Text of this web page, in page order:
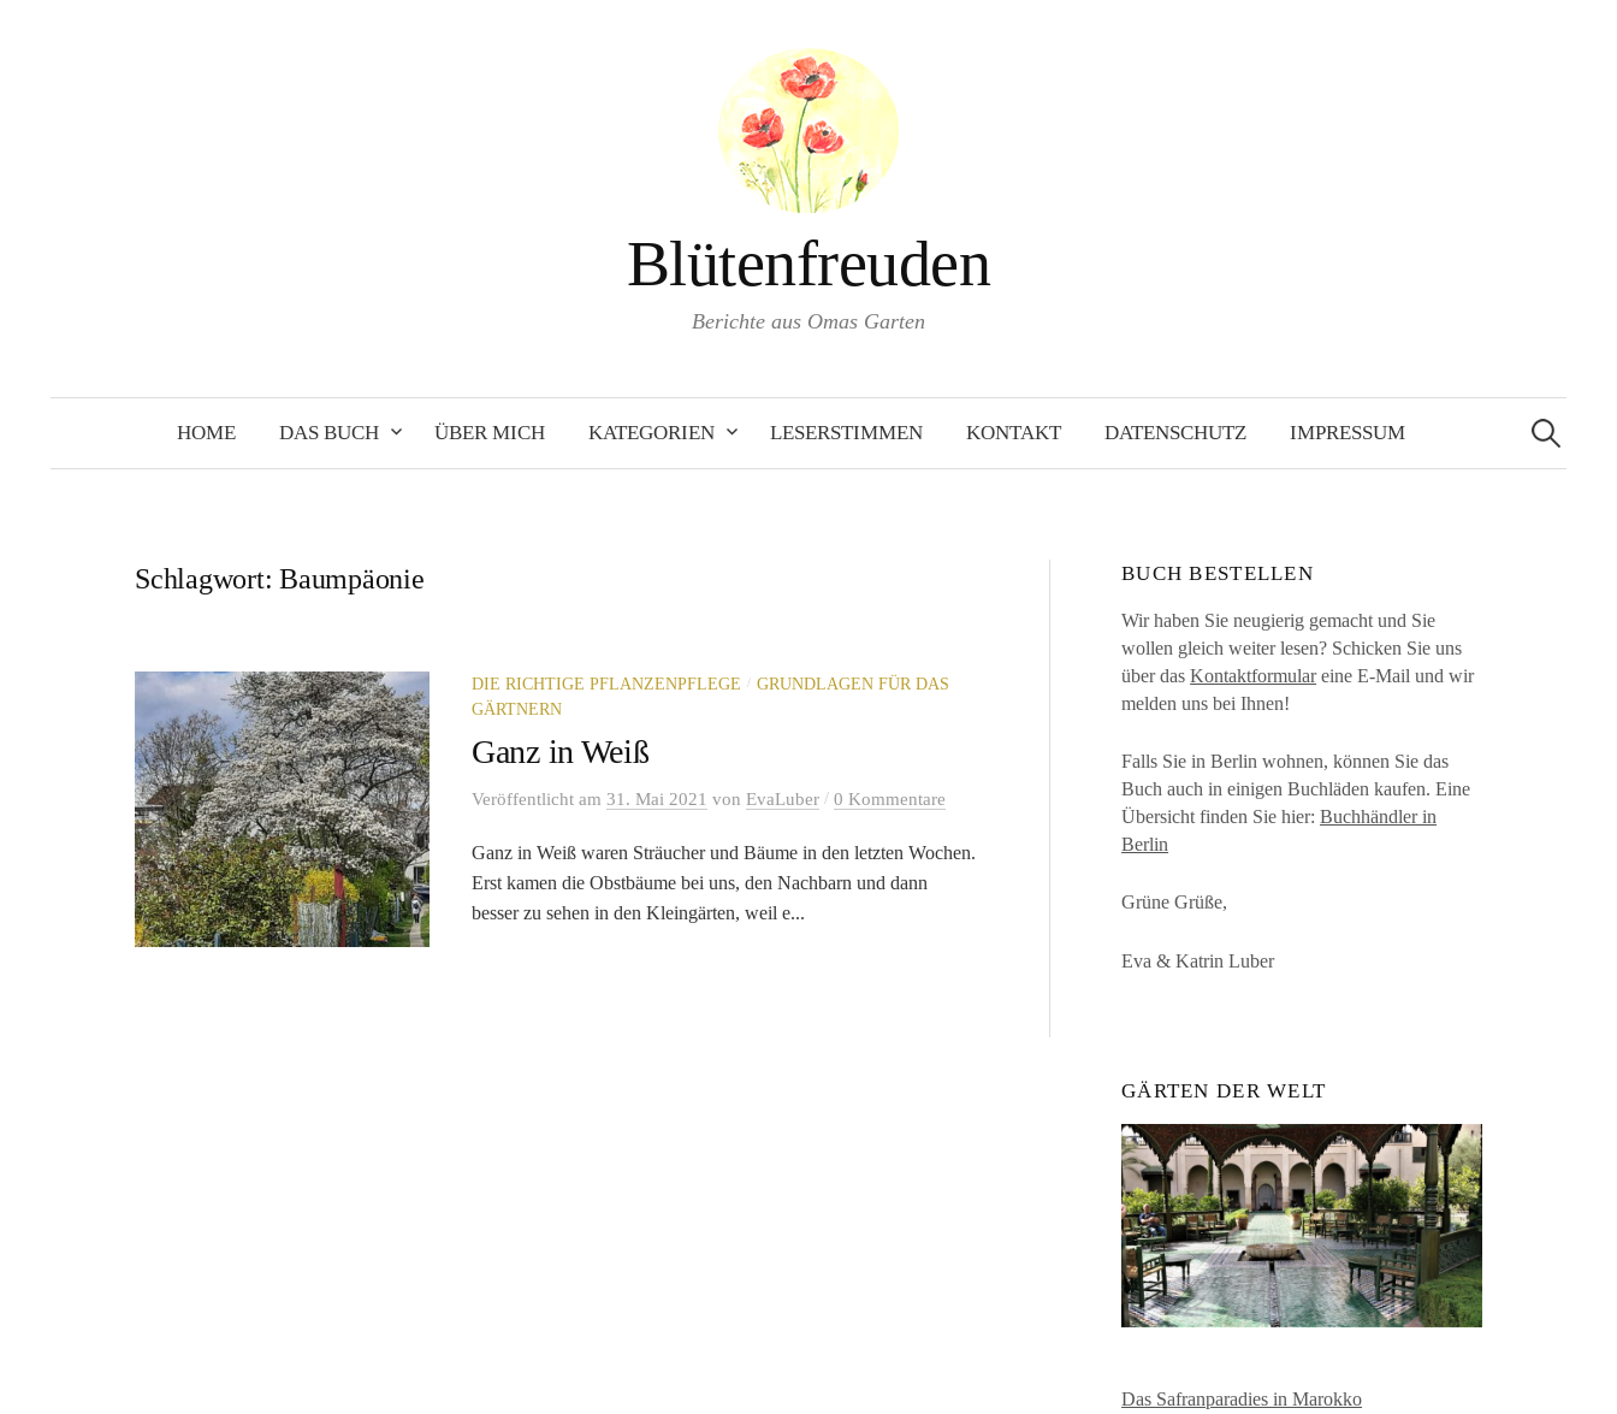
Blütenfreuden
Berichte aus Omas Garten
HOME DAS BUCH ÜBER MICH KATEGORIEN LESERSTIMMEN KONTAKT DATENSCHUTZ IMPRESSUM
Suchen
nach:
Schlagwort:Baumpäonie
DIE RICHTIGE PFLANZENPFLEGE / GRUNDLAGEN FÜR DAS
GÄRTNERN
Ganz in Weiß
Veröffentlicht am 31. Mai 2021 von EvaLuber / 0 Kommentare
Ganz in Weiß waren Sträucher und Bäume in den letzten Wochen.
Erst kamen die Obstbäume bei uns, den Nachbarn und dann
besser zu sehen in den Kleingärten, weil e...
BUCH BESTELLEN
Wir haben Sie neugierig gemacht und Sie
wollen gleich weiter lesen? Schicken Sie uns
über dasKontaktformulareine E-Mail und wir
melden uns bei Ihnen!
Falls Sie in Berlin wohnen, können Sie das
Buch auch in einigen Buchläden kaufen. Eine
Übersicht finden Sie hier:Buchhändler in
Berlin
Grüne Grüße,
Eva & Katrin Luber
GÄRTEN DER WELT
Das Safranparadies in Marokko